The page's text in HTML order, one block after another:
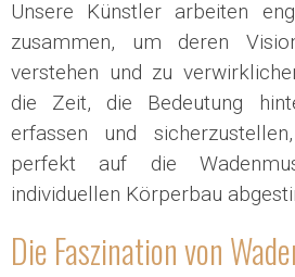
Unsere Künstler arbeiten
zusammen, um deren
verstehen und zu
die Zeit, die Bedeutung
erfassen und
perfekt auf die
individuellen Körperbau
Die Faszination von